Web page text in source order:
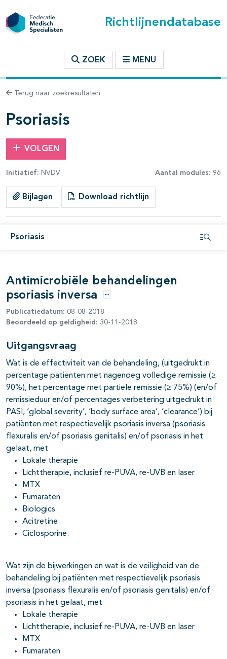
Richtlijnendatabase
ZOEK MENU
Terug naar zoekresultaten
Psoriasis
VOLGEN
Initiatief: NVDV Aantal modules: 96
Bijlagen Download richtlijn
Psoriasis
binnen deze richtlijn
open- en dichtklappen
open- en dichtklappen
open- en dichtklappen
open- en dichtklappen
open- en dichtklappen
open- en dichtklappen
Antimicrobiële behandelingen
psoriasis inversa
Opties
Publicatiedatum: 08-08-2018
Beoordeeld op geldigheid: 30-11-2018
Uitgangsvraag
Wat is de effectiviteit van de behandeling, (uitgedrukt in
percentage patiënten met nagenoeg volledige remissie (≥
90%), het percentage met partiële remissie (≥ 75%) (en/of
remissieduur en/of percentages verbetering uitgedrukt in
PASI, ‘global severity’, ‘body surface area’, ‘clearance’) bij
patiënten met respectievelijk psoriasis inversa (psoriasis
flexuralis en/of psoriasis genitalis) en/of psoriasis in het
gelaat, met
Lokale therapie
Lichttherapie, inclusief re-PUVA, re-UVB en laser
MTX
Fumaraten
Biologics
Acitretine
Ciclosporine.
Wat zijn de bijwerkingen en wat is de veiligheid van de
behandeling bij patiënten met respectievelijk psoriasis
inversa (psoriasis flexuralis en/of psoriasis genitalis) en/of
psoriasis in het gelaat, met
Lokale therapie
Lichttherapie, inclusief re-PUVA, re-UVB en laser
MTX
Fumaraten